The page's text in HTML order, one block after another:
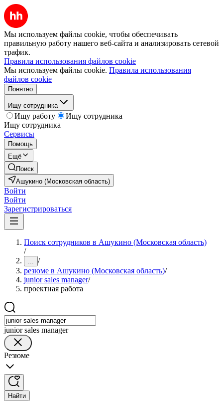
Мы используем файлы cookie, чтобы обеспечивать
правильную работу нашего веб-сайта и анализировать сетевой
трафик.
Правила использования файлов cookie
Мы используем файлы cookie. Правила использования
файлов cookie
Понятно
Ищу сотрудника
Ищу работу
Ищу сотрудника
Ищу сотрудника
Сервисы
Помощь
Ещё
Поиск
Ашукино (Московская область)
Войти
Войти
Зарегистрироваться
Поиск сотрудников в Ашукино (Московская область)
/
... /
резюме в Ашукино (Московская область)/
junior sales manager/
проектная работа
junior sales manager
Резюме
Найти